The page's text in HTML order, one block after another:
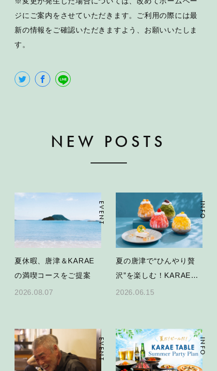
ジにご案内をさせていただきます。ご利用の際には最
新の情報をご確認いただきますよう、お願いいたしま
す。
NEW POSTS
夏休暇、唐津＆KARAE
の満喫コースをご提案
2026.08.07
EVENT
夏の唐津で“ひんやり贅
沢”を楽しむ！KARAE
TABLEかき氷＆限定スイ
2026.06.15
INFO
EVENT INFO